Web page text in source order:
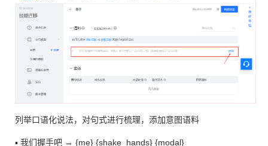
列举⼝语化说法，对句式进⾏梳理，添加意图语料
▪ 我们握⼿吧 → {me} {shake_hands} {modal}